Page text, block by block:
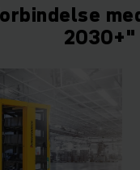
2030+"